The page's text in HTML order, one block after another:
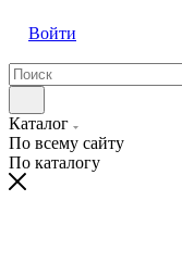
Войти
Каталог
По всему сайту
По каталогу